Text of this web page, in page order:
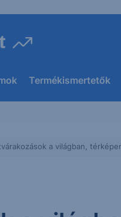
Termékismertetők
a világban,